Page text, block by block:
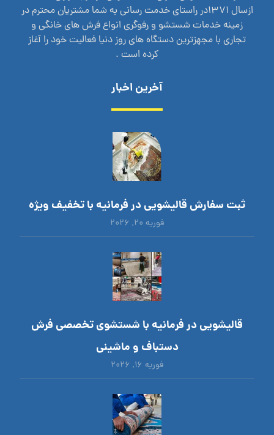
ازسال 1371در راستای خدمت رسانی به شما مشتریان محترم در
زمینه خدمات شستشو و رفوگری انواع فرش های خانگی و
تجاری با مجهزترین دستگاه های روز دنیا فعالیت خود را آغاز
کرده است .
آخرین اخبار
ثبت سفارش قالیشویی در فرمانیه با تخفیف ویژه
فوریه ۲۰, ۲۰۲۶
قالیشویی در فرمانیه با شستشوی تخصصی فرش
دستباف و ماشینی
فوریه ۱۶, ۲۰۲۶